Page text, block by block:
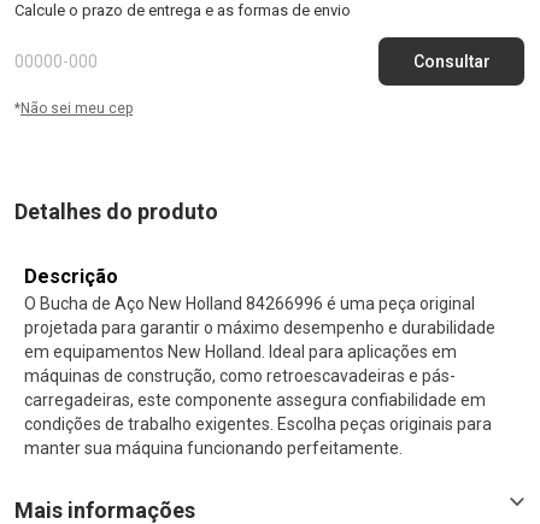
Calcule o prazo de entrega e as formas de envio
*Não sei meu cep
Detalhes do produto
Descrição
O Bucha de Aço New Holland 84266996 é uma peça original
projetada para garantir o máximo desempenho e durabilidade
em equipamentos New Holland. Ideal para aplicações em
máquinas de construção, como retroescavadeiras e pás-
carregadeiras, este componente assegura confiabilidade em
condições de trabalho exigentes. Escolha peças originais para
manter sua máquina funcionando perfeitamente.
Mais informações